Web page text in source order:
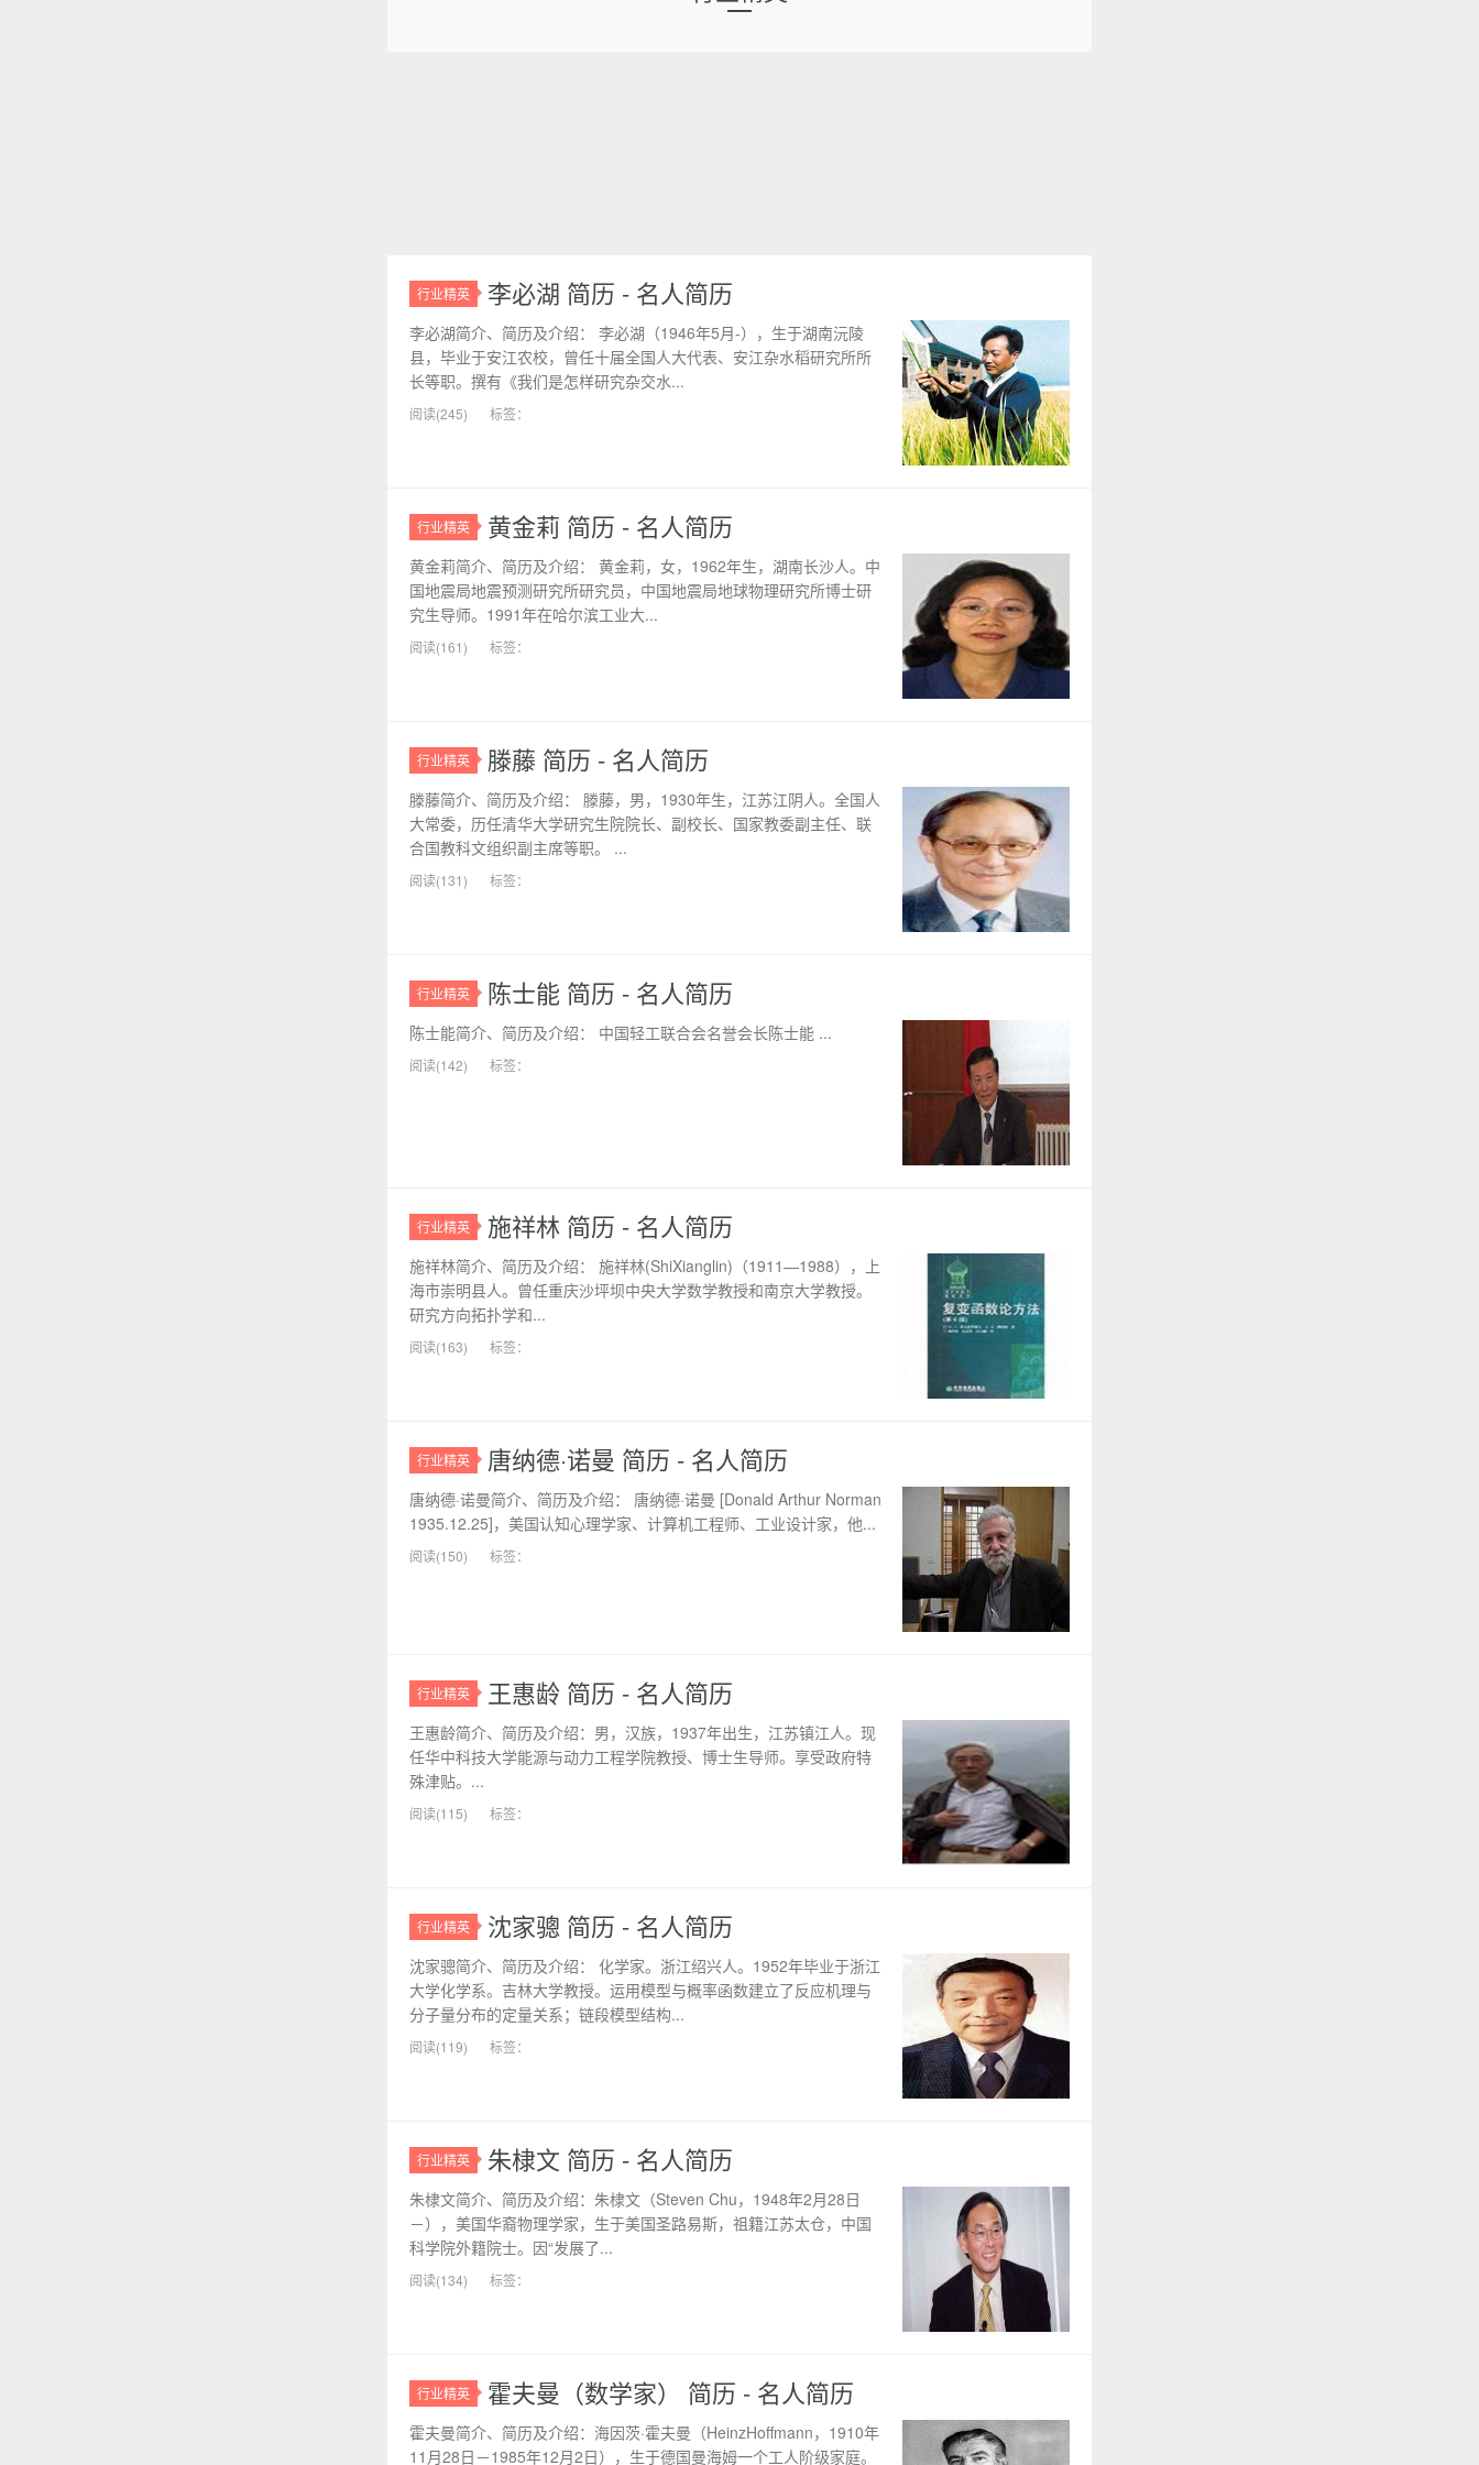
行业精英 李必湖 简历 - 名人简历
李必湖简介、简历及介绍： 李必湖（1946年5月-），生于湖南沅陵
县，毕业于安江农校，曾任十届全国人大代表、安江杂水稻研究所所
长等职。撰有《我们是怎样研究杂交水...
阅读(245) 标签：
行业精英 黄金莉 简历 - 名人简历
黄金莉简介、简历及介绍： 黄金莉，女，1962年生，湖南长沙人。中
国地震局地震预测研究所研究员，中国地震局地球物理研究所博士研
究生导师。1991年在哈尔滨工业大...
阅读(161) 标签：
行业精英 滕藤 简历 - 名人简历
滕藤简介、简历及介绍： 滕藤，男，1930年生，江苏江阴人。全国人
大常委，历任清华大学研究生院院长、副校长、国家教委副主任、联
合国教科文组织副主席等职。 ...
阅读(131) 标签：
行业精英 陈士能 简历 - 名人简历
陈士能简介、简历及介绍： 中国轻工联合会名誉会长陈士能 ...
阅读(142) 标签：
行业精英 施祥林 简历 - 名人简历
施祥林简介、简历及介绍： 施祥林(ShiXianglin)（1911—1988），上
海市崇明县人。曾任重庆沙坪坝中央大学数学教授和南京大学教授。
研究方向拓扑学和...
阅读(163) 标签：
行业精英 唐纳德·诺曼 简历 - 名人简历
唐纳德·诺曼简介、简历及介绍： 唐纳德·诺曼 [Donald Arthur Norman
1935.12.25]，美国认知心理学家、计算机工程师、工业设计家，他...
阅读(150) 标签：
行业精英 王惠龄 简历 - 名人简历
王惠龄简介、简历及介绍：男，汉族，1937年出生，江苏镇江人。现
任华中科技大学能源与动力工程学院教授、博士生导师。享受政府特
殊津贴。...
阅读(115) 标签：
行业精英 沈家骢 简历 - 名人简历
沈家骢简介、简历及介绍： 化学家。浙江绍兴人。1952年毕业于浙江
大学化学系。吉林大学教授。运用模型与概率函数建立了反应机理与
分子量分布的定量关系；链段模型结构...
阅读(119) 标签：
行业精英 朱棣文 简历 - 名人简历
朱棣文简介、简历及介绍：朱棣文（Steven Chu，1948年2月28日
－），美国华裔物理学家，生于美国圣路易斯，祖籍江苏太仓，中国
科学院外籍院士。因“发展了...
阅读(134) 标签：
行业精英 霍夫曼（数学家） 简历 - 名人简历
霍夫曼简介、简历及介绍：海因茨·霍夫曼（HeinzHoffmann，1910年
11月28日－1985年12月2日），生于德国曼海姆一个工人阶级家庭。